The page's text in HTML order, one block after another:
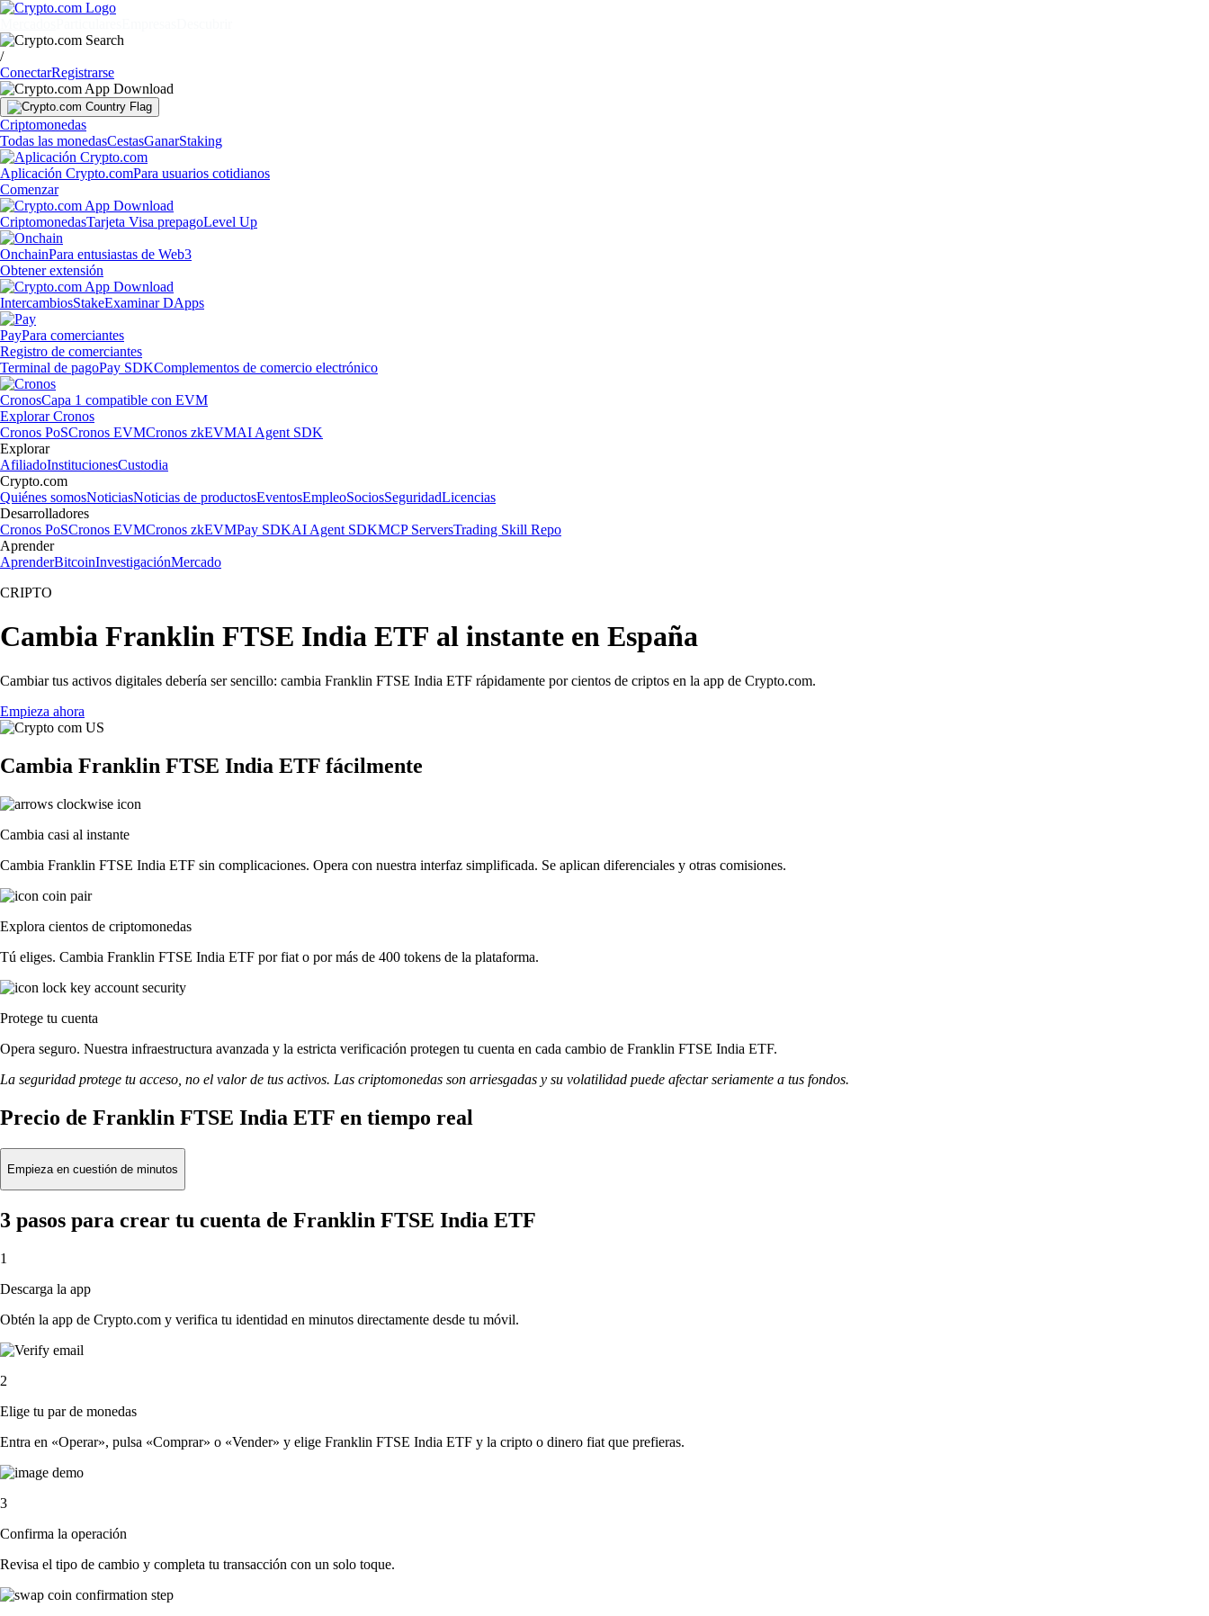
/
ConectarRegistrarse
Criptomonedas
Todas las monedasCestasGanarStaking
Aplicación Crypto.comPara usuarios cotidianos
Comenzar
CriptomonedasTarjeta Visa prepagoLevel Up
OnchainPara entusiastas de Web3
Obtener extensión
IntercambiosStakeExaminar DApps
PayPara comerciantes
Registro de comerciantes
Terminal de pagoPay SDKComplementos de comercio electrónico
CronosCapa 1 compatible con EVM
Explorar Cronos
Cronos PoSCronos EVMCronos zkEVMAI Agent SDK
Explorar
AfiliadoInstitucionesCustodia
Crypto.com
Quiénes somosNoticiasNoticias de productosEventosEmpleoSociosSeguridadLicencias
Desarrolladores
Cronos PoSCronos EVMCronos zkEVMPay SDKAI Agent SDKMCP ServersTrading Skill Repo
Aprender
AprenderBitcoinInvestigaciónMercado
CRIPTO
Cambia Franklin FTSE India ETF al instante en España
Cambiar tus activos digitales debería ser sencillo: cambia Franklin FTSE India ETF rápidamente por cientos de criptos en la app de Crypto.com.
Empieza ahora
Cambia Franklin FTSE India ETF fácilmente
Cambia casi al instante
Cambia Franklin FTSE India ETF sin complicaciones. Opera con nuestra interfaz simplificada. Se aplican diferenciales y otras comisiones.
Explora cientos de criptomonedas
Tú eliges. Cambia Franklin FTSE India ETF por fiat o por más de 400 tokens de la plataforma.
Protege tu cuenta
Opera seguro. Nuestra infraestructura avanzada y la estricta verificación protegen tu cuenta en cada cambio de Franklin FTSE India ETF.
La seguridad protege tu acceso, no el valor de tus activos. Las criptomonedas son arriesgadas y su volatilidad puede afectar seriamente a tus fondos.
Precio de Franklin FTSE India ETF en tiempo real
Empieza en cuestión de minutos
3 pasos para crear tu cuenta de Franklin FTSE India ETF
1
Descarga la app
Obtén la app de Crypto.com y verifica tu identidad en minutos directamente desde tu móvil.
2
Elige tu par de monedas
Entra en «Operar», pulsa «Comprar» o «Vender» y elige Franklin FTSE India ETF y la cripto o dinero fiat que prefieras.
3
Confirma la operación
Revisa el tipo de cambio y completa tu transacción con un solo toque.